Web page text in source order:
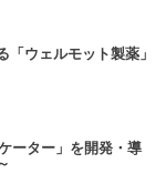
「ウェルモット製薬」
ーター」を開発・導